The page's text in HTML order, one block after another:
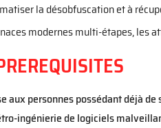
la désobfuscation et à
modernes multi-étapes, les
aux personnes possédant déjà
ingénierie de logiciels